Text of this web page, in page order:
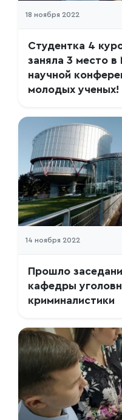
18 ноября 2022
Студентка 4
заняла 3 место
научной
молодых ученых!
14 ноября 2022
Прошло
кафедры
криминалистики